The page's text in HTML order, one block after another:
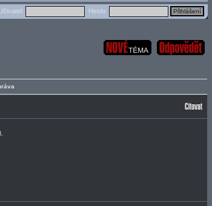
Heslo: